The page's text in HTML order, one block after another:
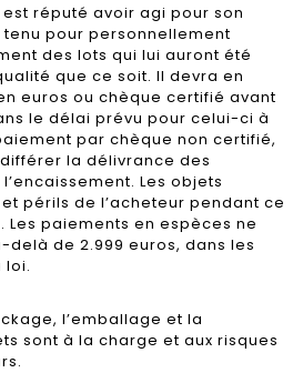
réputé avoir agi pour son
pour personnellement
des lots qui lui auront été
que ce soit. Il devra en
euros ou chèque certifié avant
le délai prévu pour celui-ci à
par chèque non certifié,
la délivrance des
Les objets
périls de l’acheteur pendant ce
paiements en espèces ne
de 2.999 euros, dans les
loi.
l’emballage et la
sont à la charge et aux risques